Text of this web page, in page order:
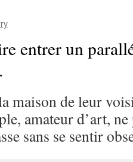
entrer un
maison de leur
amateur d’art,
sans se sentir